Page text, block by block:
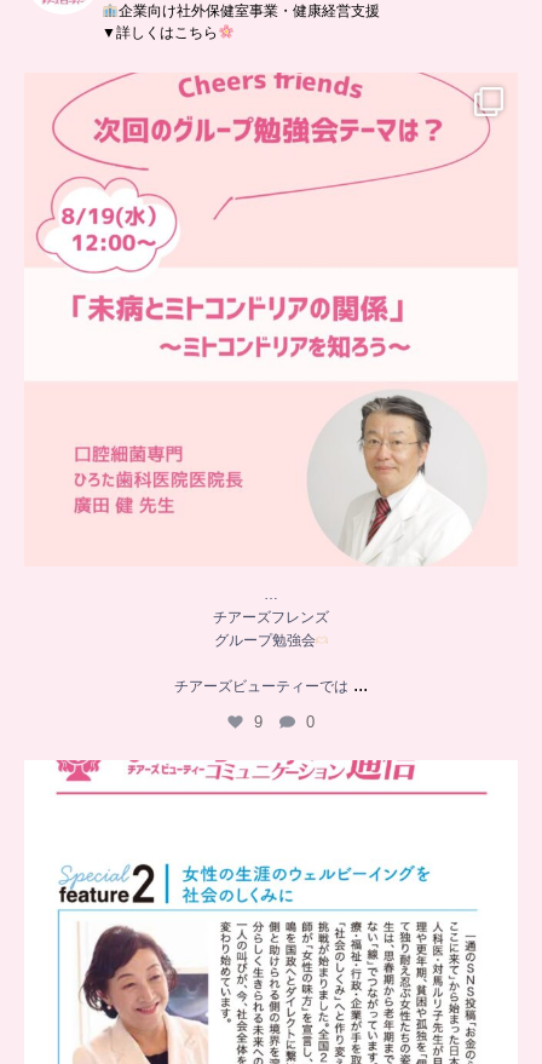
企業向け社外保健室事業・健康経営支援
▼詳しくはこちら
…
グループ勉強会
…
チアーズフレンズ
グループ勉強会
チアーズビューティーでは ...
9 0
..
8